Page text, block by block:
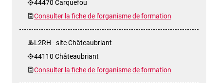
44470 Carquefou
Consulter la fiche de l'organisme de formation
L2RH - site Châteaubriant
44110 Châteaubriant
Consulter la fiche de l'organisme de formation